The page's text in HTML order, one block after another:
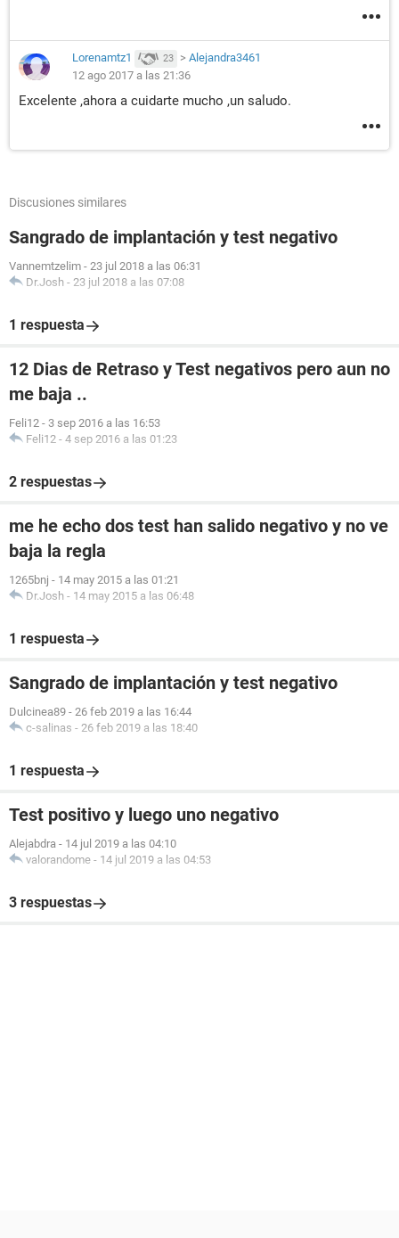
Lorenamtz1 23 > Alejandra3461
12 ago 2017 a las 21:36
Excelente ,ahora a cuidarte mucho ,un saludo.
Discusiones similares
Sangrado de implantación y test negativo
Vannemtzelim - 23 jul 2018 a las 06:31
Dr.Josh - 23 jul 2018 a las 07:08
1 respuesta
12 Dias de Retraso y Test negativos pero aun no
me baja ..
Feli12 - 3 sep 2016 a las 16:53
Feli12 - 4 sep 2016 a las 01:23
2 respuestas
me he echo dos test han salido negativo y no ve
baja la regla
1265bnj - 14 may 2015 a las 01:21
Dr.Josh - 14 may 2015 a las 06:48
1 respuesta
Sangrado de implantación y test negativo
Dulcinea89 - 26 feb 2019 a las 16:44
c-salinas - 26 feb 2019 a las 18:40
1 respuesta
Test positivo y luego uno negativo
Alejabdra - 14 jul 2019 a las 04:10
valorandome - 14 jul 2019 a las 04:53
3 respuestas